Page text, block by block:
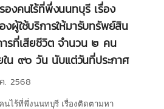
องคนไร้ที่พึ่งนนทบุรี เรื่อง
งผู้ใช้บริการให้มารับทรัพย์สิน
รที่เสียชีวิต จำนวน ๒ คน
ใน ๙๐ วัน นับแต่วันที่ประกาศ
. 2568
นไร้ที่พึ่งนนทบุรี เรื่องติดตามหา